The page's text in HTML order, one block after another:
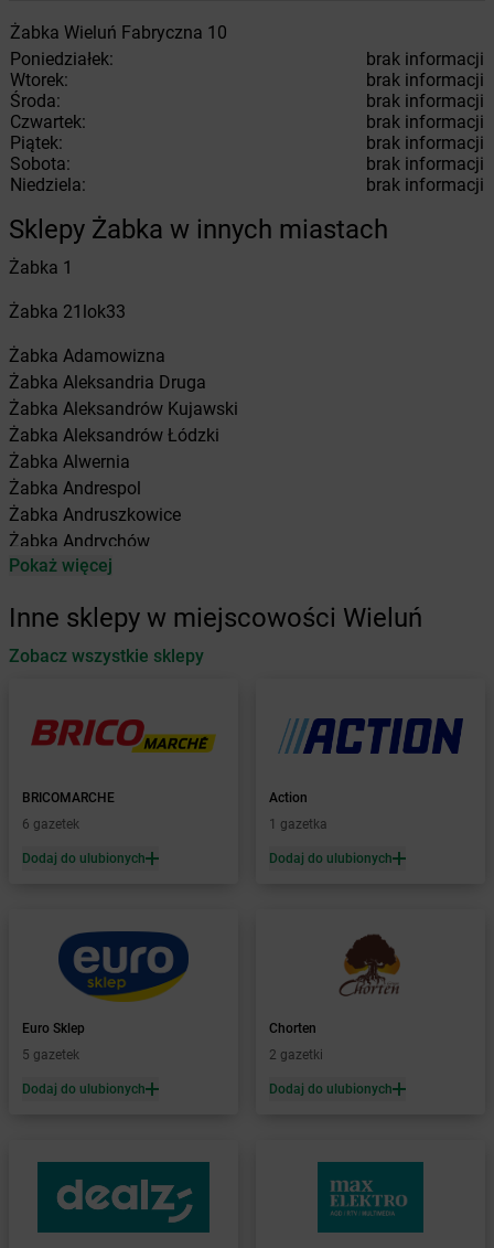
Żabka Wieluń Fabryczna 10
Poniedziałek:
brak informacji
Wtorek:
brak informacji
Środa:
brak informacji
Czwartek:
brak informacji
Piątek:
brak informacji
Sobota:
brak informacji
Niedziela:
brak informacji
Sklepy Żabka w innych miastach
Żabka 1
Żabka 21lok33
Żabka Adamowizna
Żabka Aleksandria Druga
Żabka Aleksandrów Kujawski
Żabka Aleksandrów Łódzki
Żabka Alwernia
Żabka Andrespol
Żabka Andruszkowice
Żabka Andrychów
Żabka Antonie
Żabka Automat
Żabka Babica
Żabka Babimost
Żabka Baborów
Żabka Bachowice
Żabka Bądkowo
Żabka Bąków
Baniocha
Baranowo
Barcin
Barczewo
Żabka Bardo
Żabka Barlinek
Żabka Barniewice
Żabka Baruchowo
Żabka Barwałd Średni
Pokaż więcej
Inne sklepy w miejscowości Wieluń
Zobacz wszystkie sklepy
BRICOMARCHE
6 gazetek
Dodaj do ulubionych
Action
1 gazetka
Dodaj do ulubionych
Euro Sklep
5 gazetek
Dodaj do ulubionych
Chorten
2 gazetki
Dodaj do ulubionych